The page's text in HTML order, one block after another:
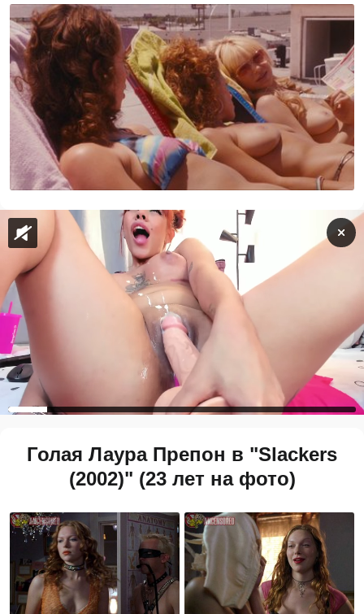
Голая Лаура Препон в "Slackers
(2002)" (23 лет на фото)